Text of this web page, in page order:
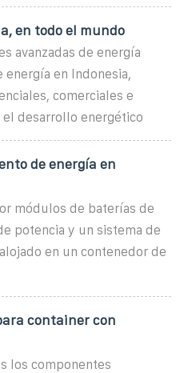
en todo el mundo
avanzadas de energía
energía en Indonesia,
comerciales e
desarrollo energético
de energía en
módulos de baterías de
potencia y un sistema de
en un contenedor de
container con
los componentes